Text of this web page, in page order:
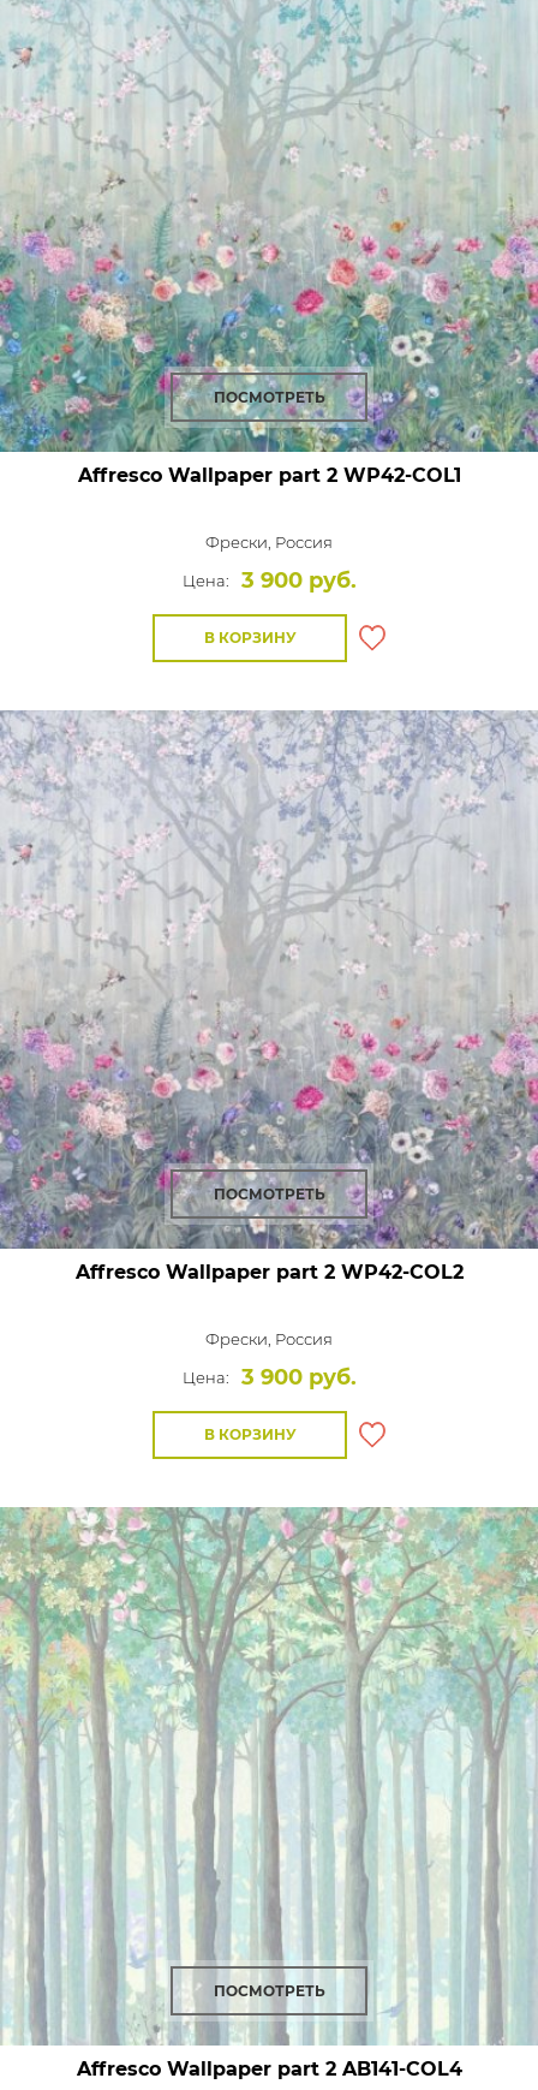
ПОСМОТРЕТЬ
Affresco Wallpaper part 2WP42-COL1
Фрески, Россия
Цена:
3 900 руб.
В КОРЗИНУ
ПОСМОТРЕТЬ
Affresco Wallpaper part 2WP42-COL2
Фрески, Россия
Цена:
3 900 руб.
В КОРЗИНУ
ПОСМОТРЕТЬ
Affresco Wallpaper part 2AB141-COL4